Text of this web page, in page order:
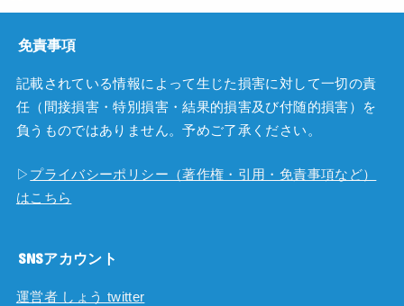
免責事項
記載されている情報によって生じた損害に対して一切の責
任（間接損害・特別損害・結果的損害及び付随的損害）を
負うものではありません。予めご了承ください。
▷ プライバシーポリシー（著作権・引用・免責事項など）
はこちら
SNSアカウント
運営者 しょう twitter